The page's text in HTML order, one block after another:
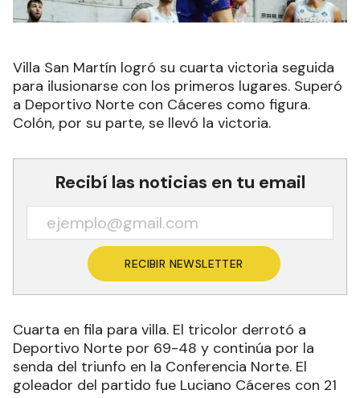
Villa San Martín logró su cuarta victoria seguida
para ilusionarse con los primeros lugares. Superó
a Deportivo Norte con Cáceres como figura.
Colón, por su parte, se llevó la victoria.
Recibí las noticias en tu email
RECIBIR NEWSLETTER
Cuarta en fila para villa. El tricolor derrotó a
Deportivo Norte por 69-48 y continúa por la
senda del triunfo en la Conferencia Norte. El
goleador del partido fue Luciano Cáceres con 21